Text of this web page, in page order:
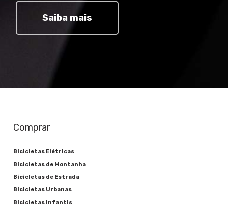
Saiba mais
Comprar
Bicicletas Elétricas
Bicicletas de Montanha
Bicicletas de Estrada
Bicicletas Urbanas
Bicicletas Infantis